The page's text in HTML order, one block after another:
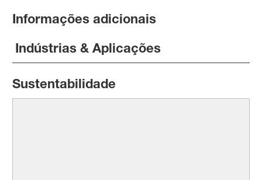
Informações adicionais
Indústrias & Aplicações
Sustentabilidade